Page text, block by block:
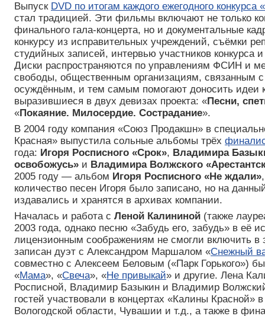
Выпуск DVD по итогам каждого ежегодного конкурса
стал традицией. Эти фильмы включают не только
финального гала-концерта, но и документальные
конкурсу из исправительных учреждений, съёмки
студийных записей, интервью участников конкурса и
Диски распространяются по управлениям ФСИН и
свободы, общественным организациям, связанным
осуждённым, и тем самым помогают доносить идеи
выразившиеся в двух девизах проекта: «Песни,
«Покаяние. Милосердие. Сострадание».
В 2004 году компания «Союз Продакшн» в
Красная» выпустила сольные альбомы трёх
года: Игоря Росписного «Срок», Владимира
освобожусь» и Владимира Волжского
2005 году — альбом Игоря Росписного «Не ждали»
количество песен Игоря было записано, но на
издавались и хранятся в архивах компании.
Началась и работа с Леной Калининой (также
2003 года, однако песню «Забудь его, забудь» в её
лицензионным соображениям не смогли включить в
записан дуэт с Александром Маршалом «Снежный
совместно с Алексеем Беловым («Парк Горького»)
«Мама», «Свеча», «Не привыкай» и другие. Лена
Росписной, Владимир Базыкин и Владимир
гостей участвовали в концертах «Калины Красной»
Вологодской области, Чувашии и т.д., а также в